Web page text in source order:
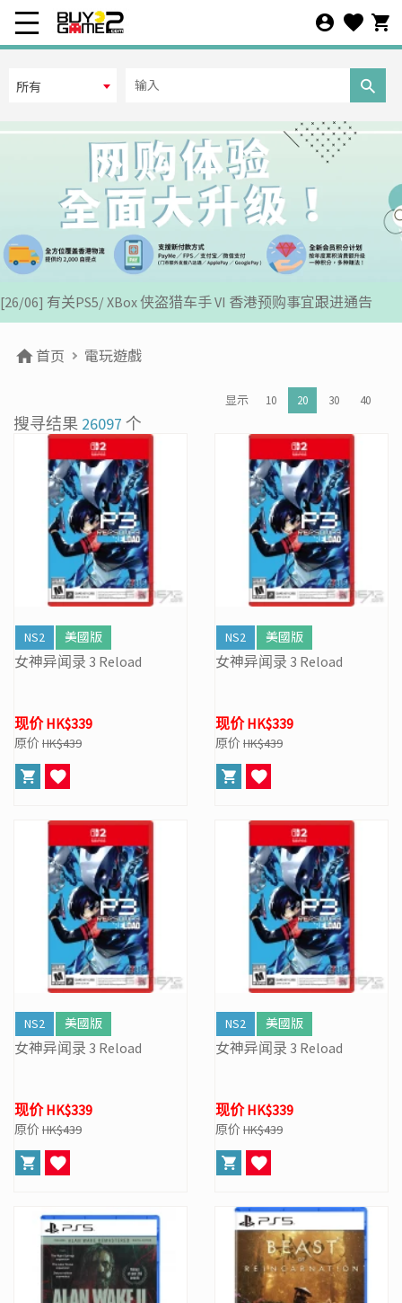
所有
[07/12] 24周年购物折第3弹: 圣诞新年优惠 (1-31 DEC 2025)
[02/07] PS5/ XBox Grand Theft Auto VI 香港版预订后续跟进
[26/06] 有关PS5/ XBox 侠盗猎车手 VI 香港预购事宜跟进通告
[12/06] 【您的世界杯由您话事】足球游戏推广活动 2026
[31/03] 31/3/2026周年盘点暂停营业
[27/03] 星际复活大冒险！年度盘点清货 & Mario Galaxy 激赏祭
[16/02] 门市及网店新春特别营业时间通告
[19/01] 金马贺岁 • 购物送福 | 新春购物优惠 (17/1- 3/3/2026)
[07/12] 24周年购物折第3弹: 圣诞新年优惠 (1-31 DEC 2025)
[02/07] PS5/ XBox Grand Theft Auto VI 香港版预订后续跟进
首页 電玩遊戲
显示 10 20 30 40
搜寻结果 26097 个
NS2 美國版
女神异闻录 3 Reload
现价 HK$339
原价 HK$439
NS2 美國版
女神异闻录 3 Reload
现价 HK$339
原价 HK$439
NS2 美國版
女神异闻录 3 Reload
现价 HK$339
原价 HK$439
NS2 美國版
女神异闻录 3 Reload
现价 HK$339
原价 HK$439